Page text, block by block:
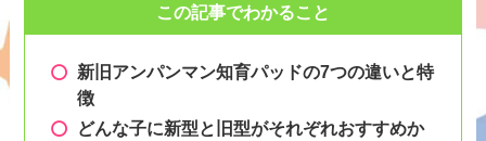
この記事でわかること
新旧アンパンマン知育パッドの7つの違いと特
徴
どんな子に新型と旧型がそれぞれおすすめか